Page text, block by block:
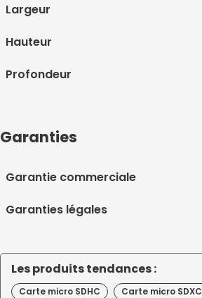
Largeur
Hauteur
Profondeur
Garanties
Garantie commerciale
Garanties légales
Les produits tendances :
Carte micro SDHC Carte micro SDXC